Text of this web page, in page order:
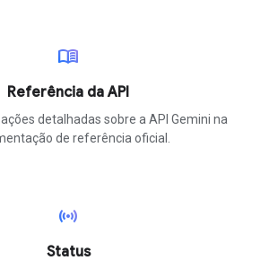
menu_book
Referência da API
detalhadas sobre a API Gemini na
de referência oficial.
sensors
Status